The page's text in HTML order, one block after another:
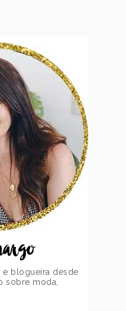
e blogueira desde
sobre moda,